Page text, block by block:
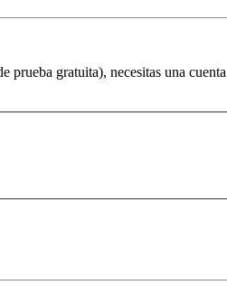
gratuita), necesitas una